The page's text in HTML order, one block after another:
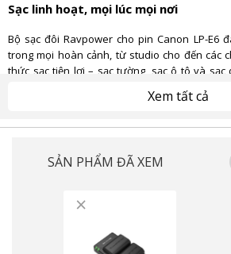
Sạc linh hoạt, mọi lúc mọi nơi
Bộ sạc đôi Ravpower cho pin Canon LP-E6
trong mọi hoàn cảnh, từ studio cho đến các
thức sạc tiện lợi – sạc tường, sạc ô tô và
dàng nạp pin ở bất kỳ đâu. Công nghệ sạc
thời gian chờ đợi. Thiết kế nhỏ gọn, trọng
Tương thích đa dạng, hỗ trợ nhiều
dụng pin LP-E6 và LP-E6N như EOS 5D Mark
Quá trình sạc diễn ra ổn định, không ảnh
đảm bảo hiệu suất hoạt động của máy ảnh.
giúp sản phẩm phù hợp cho cả nhiếp ảnh gia
Xem tất cả
SẢN PHẨM ĐÃ XEM
×